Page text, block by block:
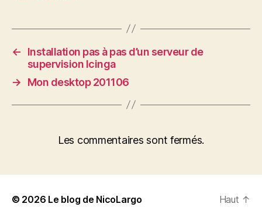
←
Installation pas à pas d’un serveur de
supervision Icinga
→
Mon desktop 201106
Les commentaires sont fermés.
© 2026 Le blog de NicoLargo Haut ↑